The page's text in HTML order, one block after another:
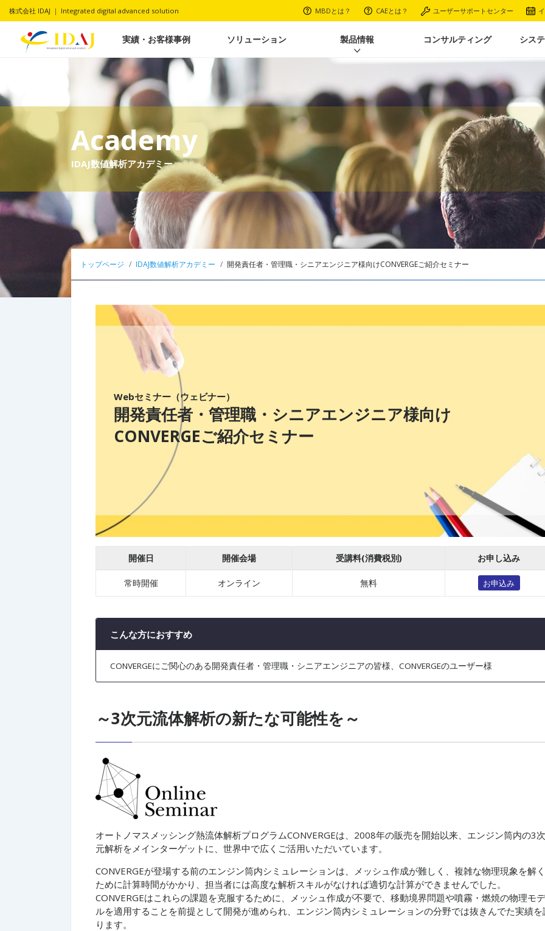
株式会社 IDAJ ｜ Integrated digital advanced solution MBDとは？ CAEとは？ ユーザーサポートセンター
実績・お客様事例 ソリューション 製品情報 コンサルティング シス
Academy
IDAJ数値解析アカデミー
トップページ IDAJ数値解析アカデミー 開発責任者・管理職・シニアエンジニア様向けCONVERGEご紹介セミナー
Webセミナー（ウェビナー）
開発責任者・管理職・シニアエンジニア様向け
CONVERGEご紹介セミナー
開催日 開催会場 受講料(消費税別) お申し込み
常時開催 オンライン 無料 お申込み
こんな方におすすめ
CONVERGEにご関心のある開発責任者・管理職・シニアエンジニアの皆様、CONVERGEのユーザー様
～3次元流体解析の新たな可能性を～
オートノマスメッシング熱流体解析プログラムCONVERGEは、2008年の販売を開始以来、エンジン筒内の3次
元解析をメインターゲットに、世界中で広くご活用いただいています。
CONVERGEが登場する前のエンジン筒内シミュレーションは、メッシュ作成が難しく、複雑な物理現象を解く
ために計算時間がかかり、担当者には高度な解析スキルがなければ適切な計算ができませんでした。
CONVERGEはこれらの課題を克服するために、メッシュ作成が不要で、移動境界問題や噴霧・燃焼の物理モデ
ルを適用することを前提として開発が進められ、エンジン筒内シミュレーションの分野では抜きんでた実績を
ります。